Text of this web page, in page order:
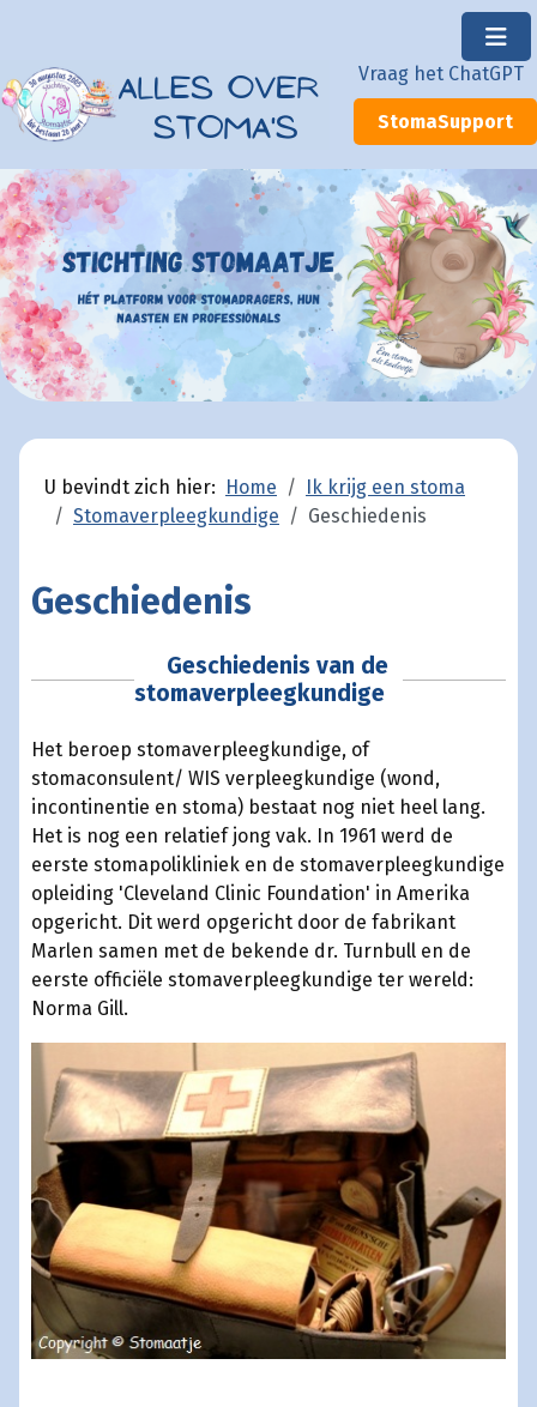
Vraag het ChatGPT
StomaSupport
U bevindt zich hier: Home
Ik krijg een stoma
Stomaverpleegkundige
Geschiedenis
Geschiedenis
Geschiedenis van de
stomaverpleegkundige
Het beroep stomaverpleegkundige, of
stomaconsulent/ WIS verpleegkundige (wond,
incontinentie en stoma) bestaat nog niet heel lang.
Het is nog een relatief jong vak. In 1961 werd de
eerste stomapolikliniek en de stomaverpleegkundige
opleiding 'Cleveland Clinic Foundation' in Amerika
opgericht. Dit werd opgericht door de fabrikant
Marlen samen met de bekende dr. Turnbull en de
eerste officiële stomaverpleegkundige ter wereld:
Norma Gill.
×